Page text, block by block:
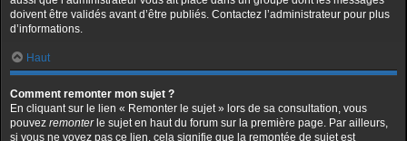
doivent être validés avant d’être publiés. Contactez l’administrateur pour plus
d’informations.
Haut
Comment remonter mon sujet ?
En cliquant sur le lien « Remonter le sujet » lors de sa consultation, vous
pouvez remonterle sujet en haut du forum sur la première page. Par ailleurs,
si vous ne voyez pas ce lien, cela signifie que la remontée de sujet est